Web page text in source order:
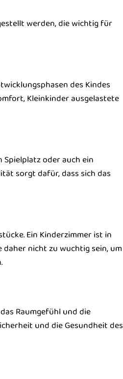
werden, die wichtig für
des Kindes
Kleinkinder ausgelastete
Spielplatz oder auch ein
sorgt dafür, dass sich das
Ein Kinderzimmer ist in
daher nicht zu wuchtig sein, um
Raumgefühl und die
und die Gesundheit des